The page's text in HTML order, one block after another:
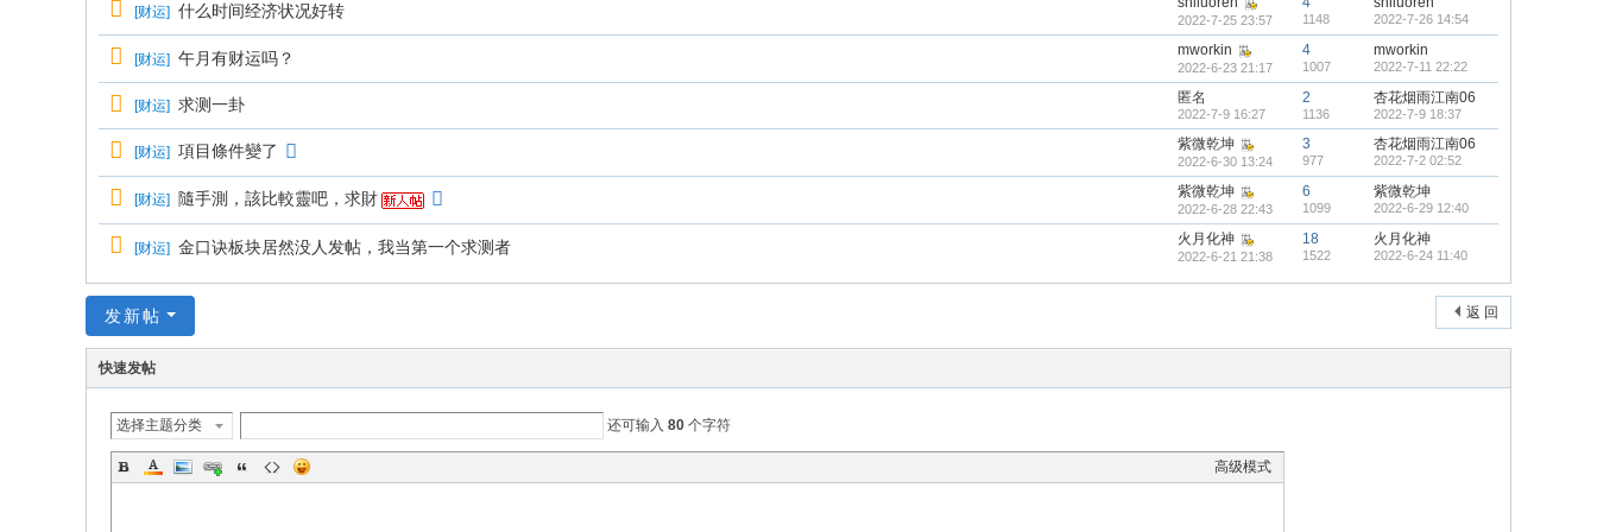
[财运] 什么时间经济状况好转 2022-7-25 23:57 1148 2022-7-26 14:54
[财运] 午月有财运吗？ mworkin
2022-6-23 21:17
4
1007
mworkin
2022-7-11 22:22
[财运] 求测一卦 匿名
2022-7-9 16:27
2
1136
杏花烟雨江南06
2022-7-9 18:37
[财运] 項目條件變了 紫微乾坤
2022-6-30 13:24
3
977
杏花烟雨江南06
2022-7-2 02:52
[财运] 隨手測，該比較靈吧，求財 紫微乾坤
2022-6-28 22:43
6
1099
紫微乾坤
2022-6-29 12:40
[财运] 金口诀板块居然没人发帖，我当第一个求测者 火月化神
2022-6-21 21:38
18
1522
火月化神
2022-6-24 11:40
返 回
发新帖
快速发帖
选择主题分类 还可输入 80 个字符
高级模式